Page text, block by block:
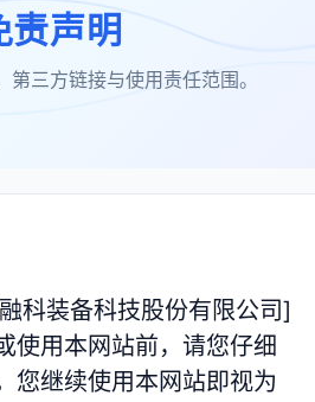
责声明
第三方链接与使用责任范围。
科装备科技股份有限公司]
使用本网站前，请您仔细
您继续使用本网站即视为